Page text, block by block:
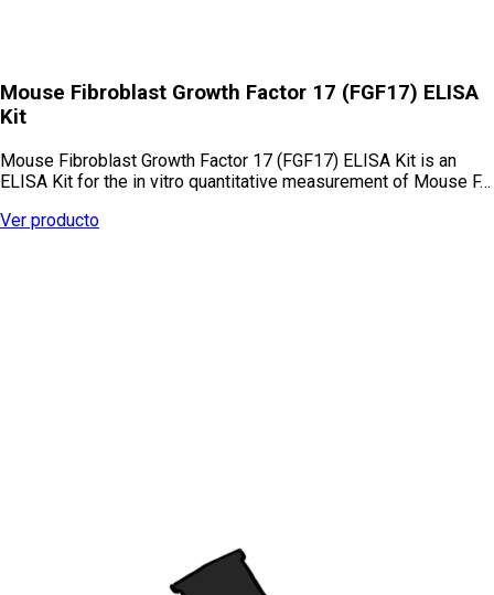
Mouse Fibroblast Growth Factor 17 (FGF17) ELISA
Kit
Mouse Fibroblast Growth Factor 17 (FGF17) ELISA Kit is an
ELISA Kit for the in vitro quantitative measurement of Mouse F…
Ver producto